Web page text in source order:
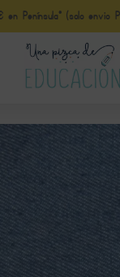
Península* (solo envio